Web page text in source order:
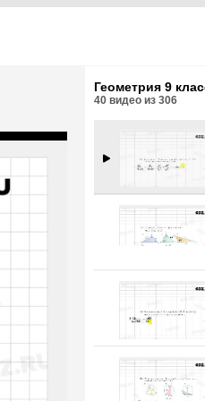
Геометрия 9
40 видео из 306